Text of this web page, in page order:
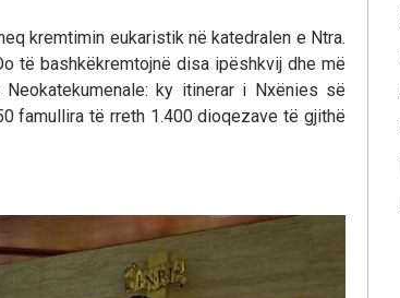
kremtimin eukaristik në katedralen e Ntra.
të bashkëkremtojnë disa ipëshkvij dhe më
ky itinerar i Nxënies së
famullira të rreth 1.400 dioqezave të gjithë